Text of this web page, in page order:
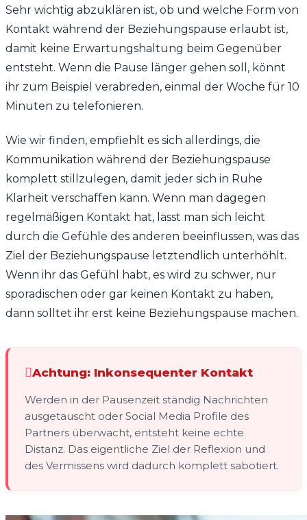
Sehr wichtig abzuklären ist, ob und welche Form von
Kontakt während der Beziehungspause erlaubt ist,
damit keine Erwartungshaltung beim Gegenüber
entsteht. Wenn die Pause länger gehen soll, könnt
ihr zum Beispiel verabreden, einmal der Woche für 10
Minuten zu telefonieren.
Wie wir finden, empfiehlt es sich allerdings, die
Kommunikation während der Beziehungspause
komplett stillzulegen, damit jeder sich in Ruhe
Klarheit verschaffen kann. Wenn man dagegen
regelmäßigen Kontakt hat, lässt man sich leicht
durch die Gefühle des anderen beeinflussen, was das
Ziel der Beziehungspause letztendlich unterhöhlt.
Wenn ihr das Gefühl habt, es wird zu schwer, nur
sporadischen oder gar keinen Kontakt zu haben,
dann solltet ihr erst keine Beziehungspause machen.
Achtung: Inkonsequenter Kontakt
Werden in der Pausenzeit ständig Nachrichten
ausgetauscht oder Social Media Profile des
Partners überwacht, entsteht keine echte
Distanz. Das eigentliche Ziel der Reflexion und
des Vermissens wird dadurch komplett sabotiert.